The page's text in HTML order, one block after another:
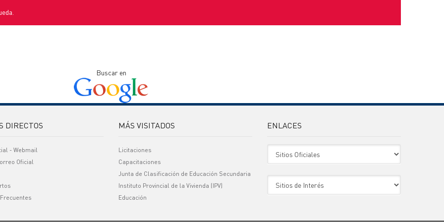
Buscar en
DIRECTOS
- Webmail
Oficial
MÁS VISITADOS
Licitaciones
Capacitaciones
Junta de Clasificación de Educación Secundaria
Instituto Provincial de la Vivienda (IPV)
Educación
ENLACES